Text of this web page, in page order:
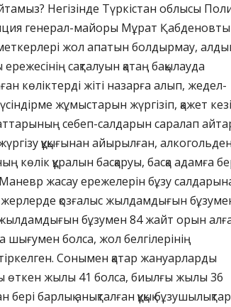
Негізінде Түркістан облысы
генерал-майоры Мұрат
жол апатын болдырмау,
сақталуын қатаң бақылауда
көліктерді жіті назарға алып, жедел-
жұмыстарын жүргізіп, қажет
себеп-салдарын саралап
құқығынан айырылған,
көлік құралын басқаруы, басқа адамға
жасау ережелерін бұзу
қозғалыс жылдамдығын
бұзумен 84 жайт орын
шығумен болса, жол белгілерінің
Сонымен қатар жануарларды
өткен жылы 41 болса, биылғы жылы 36
барлық анықталған құқық